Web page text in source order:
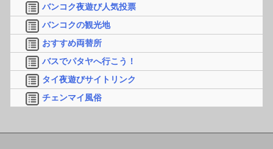
バンコク夜遊び人気投票
バンコクの観光地
おすすめ両替所
バスでパタヤへ行こう！
タイ夜遊びサイトリンク
チェンマイ風俗